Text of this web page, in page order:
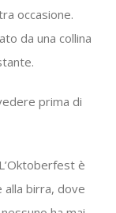
occasione.
da una collina
L’Oktoberfest è
alla birra, dove